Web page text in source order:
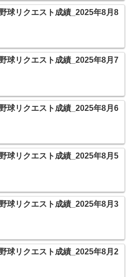
球リクエスト成績_2025年8月8
球リクエスト成績_2025年8月7
球リクエスト成績_2025年8月6
球リクエスト成績_2025年8月5
球リクエスト成績_2025年8月3
球リクエスト成績_2025年8月2